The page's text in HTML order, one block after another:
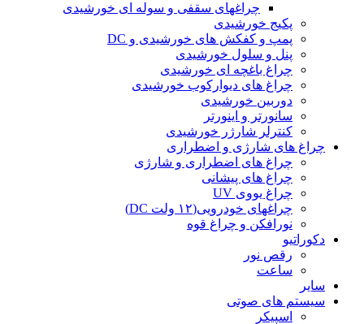
چراغهای سقفی و سوله ای خورشیدی
پکیج خورشیدی
پمپ و کفکش های خورشیدی و DC
پنل و سلول خورشیدی
چراغ باغچه ای خورشیدی
چراغ های دیوارکوب خورشیدی
دوربین خورشیدی
سانورتر و اینورتر
کنترلر شارژر خورشیدی
چراغ های شارژی و اضطراری
چراغ های اضطراری و شارژی
چراغ های پیشانی
چراغ یووی UV
چراغهای خودرویی(۱۲ ولت DC)
نورافکن و چراغ قوه
دکوراتیو
رقص نور
ساعت
سایر
سیستم های صوتی
اسپیکر